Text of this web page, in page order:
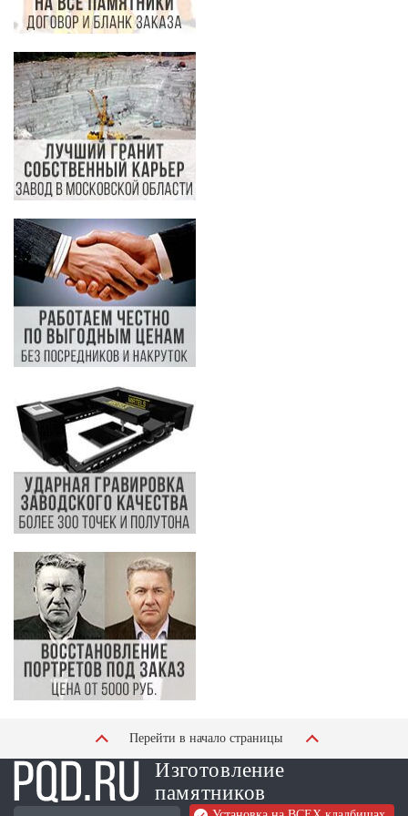
Перейти в начало страницы
Изготовление
памятников